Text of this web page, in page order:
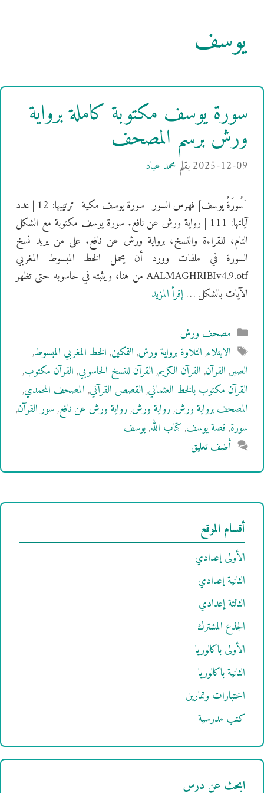
يوسف
سورة يوسف مكتوبة كاملة برواية
ورش برسم المصحف
2025-12-09بقلم محمد عباد
[سُورَةُ يوسف] فهرس السور | سورة يوسف مكية | ترتيبها: 12 | عدد
آياتها: 111 | رواية ورش عن نافع. سورة يوسف مكتوبة مع الشكل
التام، للقراءة والنسخ، برواية ورش عن نافع. على من يريد نسخ
السورة في ملفات وورد أن يحمل الخط المبسوط المغربي
AALMAGHRIBIv4.9.otf من هنا، ويثبته في حاسوبه حتى تظهر
الآيات بالشكل …إقرأ المزيد
التصنيفات
مصحف ورش
الوسوم
الابتلاء,التلاوة برواية ورش,التمكين,الخط المغربي المبسوط,
الصبر,القرآن,القرآن الكريم,القرآن للنسخ الحاسوبي,القرآن مكتوب,
القرآن مكتوب بالخط العثماني,القصص القرآني,المصحف المحمدي,
المصحف برواية ورش,رواية ورش,رواية ورش عن نافع,سور القرآن,
سورة,قصة يوسف,كتاب الله,يوسف
أضف تعليق
أقسام الموقع
الأولى إعدادي
الثانية إعدادي
الثالثة إعدادي
الجذع المشترك
الأولى باكالوريا
الثانية باكالوريا
اختبارات وتمارين
كتب مدرسية
ابحث عن درس